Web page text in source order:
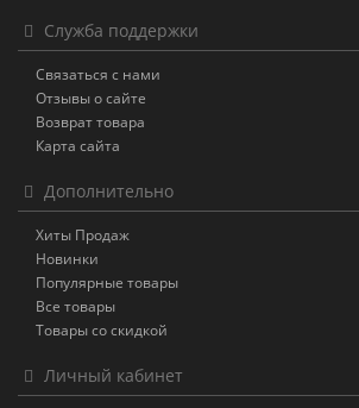
Служба поддержки
Связаться с нами
Отзывы о сайте
Возврат товара
Карта сайта
Дополнительно
Хиты Продаж
Новинки
Популярные товары
Все товары
Товары со скидкой
Личный кабинет